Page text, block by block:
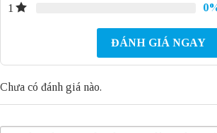
1
ĐÁNH GIÁ NGAY
Chưa có đánh giá nào.